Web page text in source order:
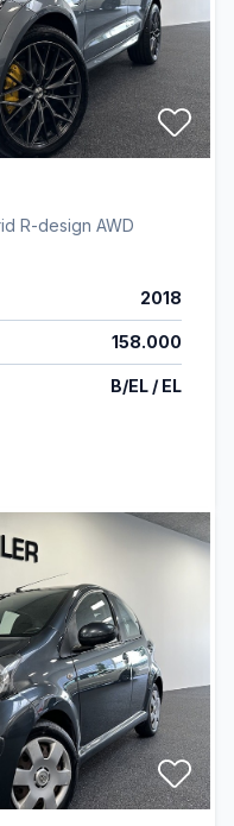
R-design AWD
2018
158.000
B/EL / EL